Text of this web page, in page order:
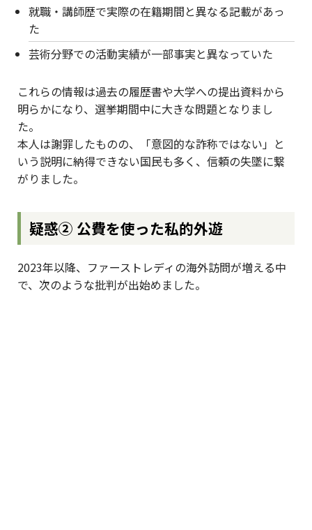
就職・講師歴で実際の在籍期間と異なる記載があっ
た
芸術分野での活動実績が一部事実と異なっていた
これらの情報は過去の履歴書や大学への提出資料から
明らかになり、選挙期間中に大きな問題となりまし
た。
本人は謝罪したものの、「意図的な詐称ではない」と
いう説明に納得できない国民も多く、信頼の失墜に繋
がりました。
疑惑② 公費を使った私的外遊
2023年以降、ファーストレディの海外訪問が増える中
で、次のような批判が出始めました。